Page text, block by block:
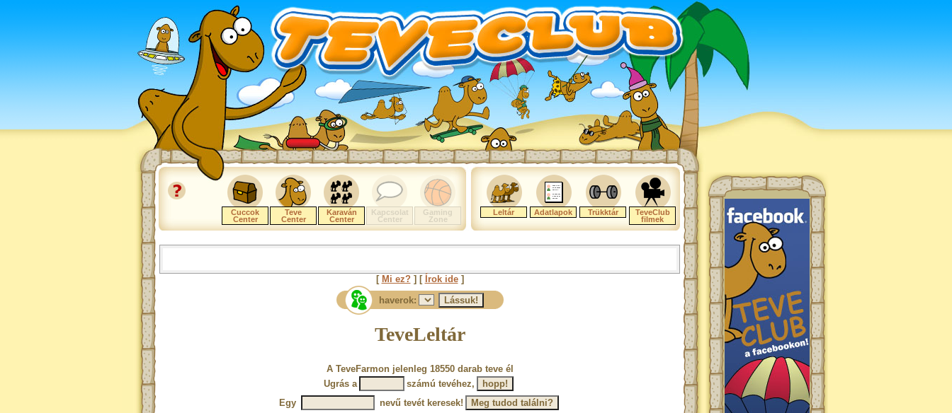
Cuccok
Center
Teve
Center
Karaván
Center
Kapcsolat
Center
Gaming
Zone
Leltár Adatlapok Trükktár
TeveClub
filmek
[ Mi ez?] [ Írok ide]
haverok:
TeveLeltár
A TeveFarmon jelenleg 18550 darab teve él
Ugrás a
számú tevéhez,
Egy
nevű tevét keresek!